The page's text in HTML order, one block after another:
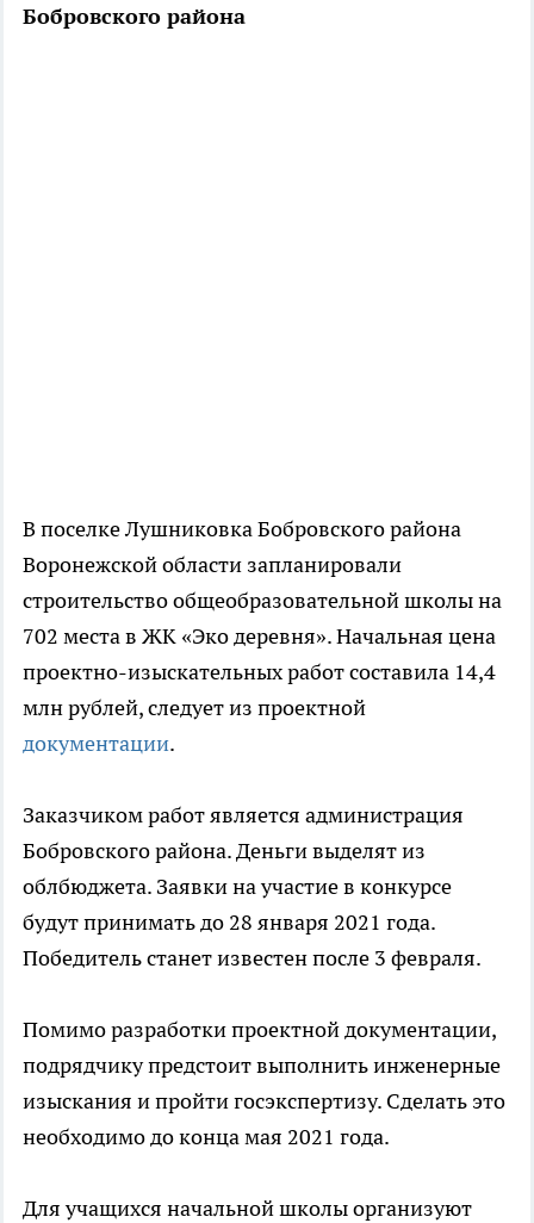
Бобровского района
В поселке Лушниковка Бобровского района
Воронежской области запланировали
строительство общеобразовательной школы на
702 места в ЖК «Эко деревня». Начальная цена
проектно-изыскательных работ составила 14,4
млн рублей, следует из проектной
документации.
Заказчиком работ является администрация
Бобровского района. Деньги выделят из
облбюджета. Заявки на участие в конкурсе
будут принимать до 28 января 2021 года.
Победитель станет известен после 3 февраля.
Помимо разработки проектной документации,
подрядчику предстоит выполнить инженерные
изыскания и пройти госэкспертизу. Сделать это
необходимо до конца мая 2021 года.
Для учащихся начальной школы организуют